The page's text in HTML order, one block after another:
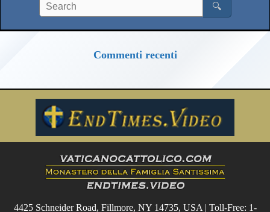
🔍
Commenti recenti
4425 Schneider Road, Fillmore, NY 14735, USA | Toll-Free: 1-